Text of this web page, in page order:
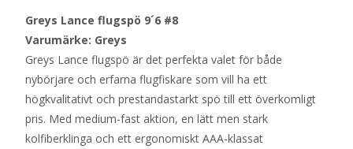
Greys Lance flugspö 9´6 #8
Varumärke: Greys
Greys Lance flugspö är det perfekta valet för både
nybörjare och erfarna flugfiskare som vill ha ett
högkvalitativt och prestandastarkt spö till ett överkomligt
pris. Med medium-fast aktion, en lätt men stark
kolfiberklinga och ett ergonomiskt AAA-klassat